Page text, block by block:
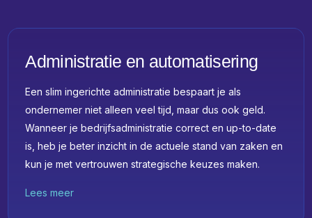
Administratie en automatisering
Een slim ingerichte administratie bespaart je als
ondernemer niet alleen veel tijd, maar dus ook geld.
Wanneer je bedrijfsadministratie correct en up-to-date
is, heb je beter inzicht in de actuele stand van zaken en
kun je met vertrouwen strategische keuzes maken.
Lees meer